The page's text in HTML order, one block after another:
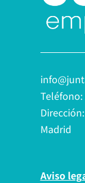
Teléfono:
Madrid
Aviso